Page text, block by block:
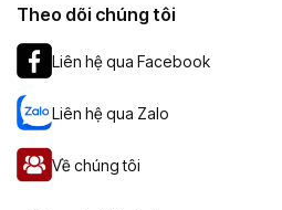
Theo dõi chúng tôi
Liên hệ qua Facebook
Liên hệ qua Zalo
Về chúng tôi